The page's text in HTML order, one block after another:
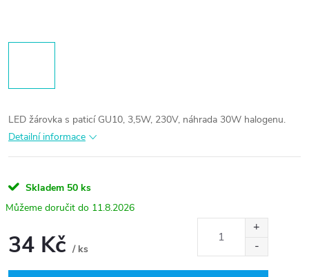
LED žárovka s paticí GU10, 3,5W, 230V, náhrada 30W halogenu.
Detailní informace
Skladem 50 ks
11.8.2026
34 Kč / ks